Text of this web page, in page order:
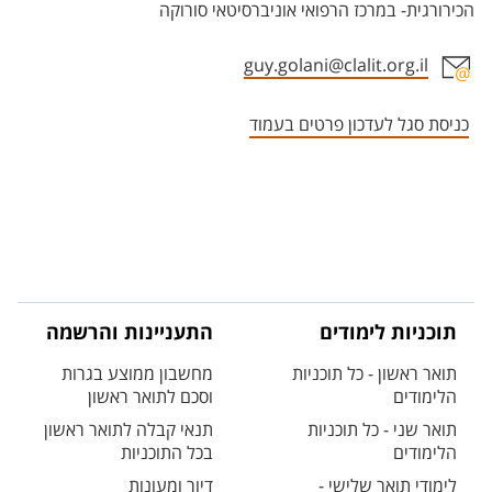
הכירורגית- במרכז הרפואי אוניברסיטאי סורוקה
guy.golani@clalit.org.il
כניסת סגל לעדכון פרטים בעמוד
תוכניות לימודים
תואר ראשון - כל תוכניות
הלימודים
תואר שני - כל תוכניות
הלימודים
לימודי תואר שלישי -
התעניינות והרשמה
מחשבון ממוצע בגרות
וסכם לתואר ראשון
תנאי קבלה לתואר ראשון
בכל התוכניות
דיור ומעונות